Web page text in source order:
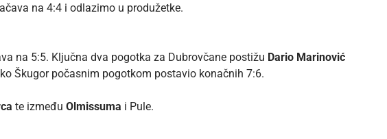
na 4:4 i odlazimo u produžetke.
na 5:5. Ključna dva pogotka za Dubrovčane postižu Dario Marinović
Škugor počasnim pogotkom postavio konačnih 7:6.
te između Olmissuma i Pule.